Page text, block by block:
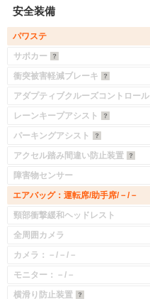
安全装備
パワステ
サポカー
衝突被害軽減ブレーキ
アダプティブクルーズコントロール
レーンキープアシスト
パーキングアシスト
アクセル踏み間違い防止装置
障害物センサー
エアバッグ：運転席/助手席/－/－
頸部衝撃緩和ヘッドレスト
全周囲カメラ
カメラ：－/－/－
モニター：－/－
横滑り防止装置